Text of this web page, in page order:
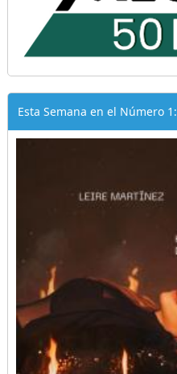
Esta Semana en el Número 1: